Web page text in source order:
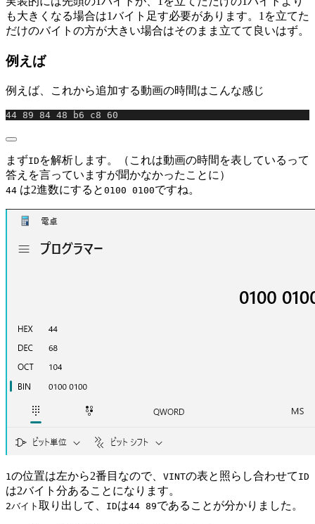
も大きくなる場合は1バイト足す必要があります。1を立てた
だけのバイトの方が大きい場合はそのまま立てて良いはず。
例えば
例えば、これから追加する動画の時間はこんな感じ
44 89 84 48 b6 c8 60
まずID を解析します。（これは動画の時間を表しているって
答えを言っていますが聞かなかったことに）
44 は2進数にすると 0100 0100ですね。
1 の位置は左から2番目なので、 VINTの表と照らし合わせて ID
は2バイト分あることになります。
2バイト 取り出して、 IDは44 89であることが分かりました。